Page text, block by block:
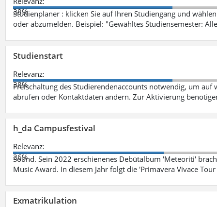
38%
Studienplaner : klicken Sie auf Ihren Studiengang und
oder abzumelden. Beispiel: "Gewähltes Studiensemester:
Studienstart
Relevanz:
38%
Freischaltung des Studierendenaccounts notwendig, um
abrufen oder Kontaktdaten ändern. Zur Aktivierung
h_da Campusfestival
Relevanz:
36%
Sound. Sein 2022 erschienenes Debütalbum 'Meteoriti'
Music Award. In diesem Jahr folgt die 'Primavera Vivace
Exmatrikulation